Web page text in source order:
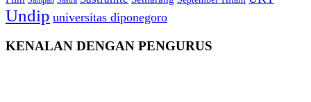
Undip universitas diponegoro
KENALAN DENGAN PENGURUS